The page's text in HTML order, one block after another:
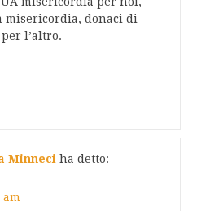
donaci di
per l’altro.—
Minneci ha detto:
am